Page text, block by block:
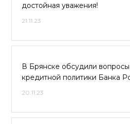
достойная уважения!
21.11.23
В Брянске обсудили
кредитной политики Банка
20.11.23